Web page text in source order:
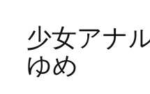
少女アナ
ゆめ